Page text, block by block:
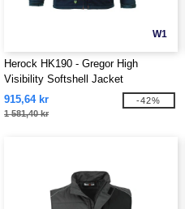
W1
Herock HK190 - Gregor High
Visibility Softshell Jacket
915,64 kr
1 581,40 kr
-42%